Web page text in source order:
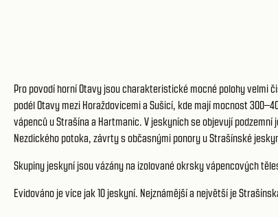
Pro povodí horní Otavy jsou charakteristické mocné polohy
podél Otavy mezi Horaždovicemi a Sušicí, kde mají mocnost
vápenců u Strašína a Hartmanic. V jeskyních se objevují
Nezdického potoka, závrty s občasnými ponory u Strašínské
Skupiny jeskyní jsou vázány na izolované okrsky vápencových
Evidováno je více jak 10 jeskyní. Nejznámější a největší je